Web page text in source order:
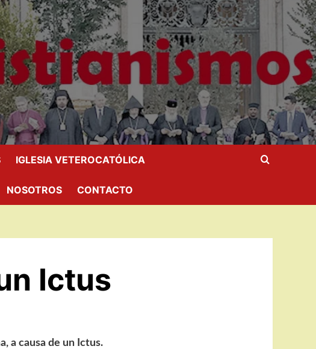
IGLESIA VETEROCATÓLICA
NOSOTROS CONTACTO
Ictus
a causa de un Ictus.